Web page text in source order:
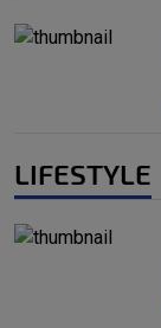
LIFESTYLE